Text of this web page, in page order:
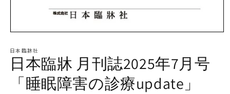
ダ
ル
で
日本臨牀社
日本臨牀 月刊誌2025年7月号
「睡眠障害の診療update」